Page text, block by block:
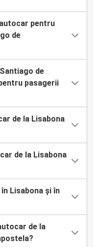
pentru
de
de
pasagerii
de la Lisabona
de la Lisabona
Lisabona și în
de la